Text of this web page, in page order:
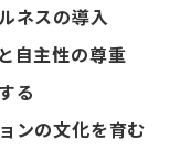
ネスの導入
自主性の尊重
る
ンの文化を育む